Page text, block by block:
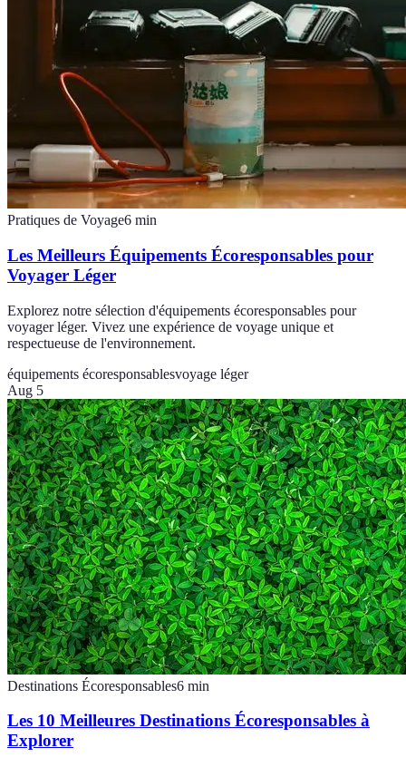
Pratiques de Voyage6 min
Les Meilleurs Équipements Écoresponsables pour
Voyager Léger
Explorez notre sélection d'équipements écoresponsables pour
voyager léger. Vivez une expérience de voyage unique et
respectueuse de l'environnement.
équipements écoresponsablesvoyage léger
Aug 5
Destinations Écoresponsables6 min
Les 10 Meilleures Destinations Écoresponsables à
Explorer